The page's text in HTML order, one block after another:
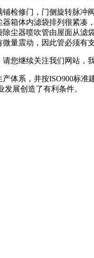
修门，门侧旋转脉冲
箱体内滤袋排列很紧
尘器喷吹管由屋面从
量震动，因此管必须有
继续关注我们网站，
体系，并按ISO900标
展创造了有利条件。